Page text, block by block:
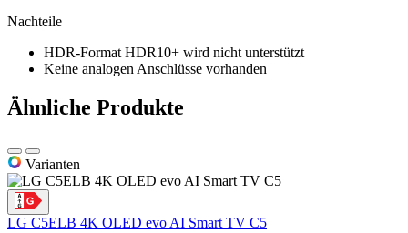
Nachteile
HDR-Format HDR10+ wird nicht unterstützt
Keine analogen Anschlüsse vorhanden
Ähnliche Produkte
Varianten
LG C5ELB 4K OLED evo AI Smart TV C5